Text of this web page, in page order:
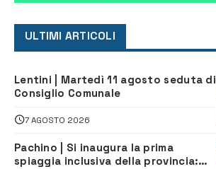
ULTIMI ARTICOLI
Lentini | Martedì 11 agosto seduta di
Consiglio Comunale
7 AGOSTO 2026
Pachino | Si inaugura la prima
spiaggia inclusiva della provincia: